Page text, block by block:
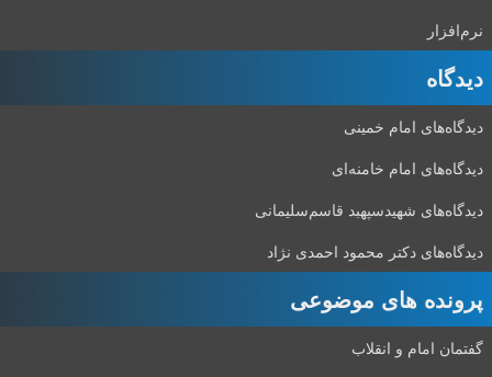
نرم‌افزار
دیدگاه‌
دیدگاه‌های امام خمینی
دیدگاه‌های امام خامنه‌ای
دیدگاه‌های شهید‌سپهبد قاسم‌سلیمانی
دیدگاه‌های دکتر محمود احمدی نژاد
پرونده های موضوعی
گفتمان امام و انقلاب